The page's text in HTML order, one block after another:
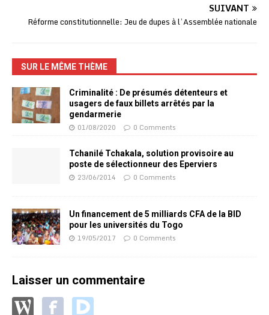
SUIVANT
Réforme constitutionnelle: Jeu de dupes à l’Assemblée nationale
SUR LE MÊME THÈME
Criminalité : De présumés détenteurs et
usagers de faux billets arrêtés par la
gendarmerie
01/08/2020 0 Comments
Tchanilé Tchakala, solution provisoire au
poste de sélectionneur des Eperviers
23/06/2014 0 Comments
Un financement de 5 milliards CFA de la BID
pour les universités du Togo
19/05/2017 0 Comments
Laisser un commentaire